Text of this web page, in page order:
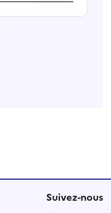
Suivez-nous